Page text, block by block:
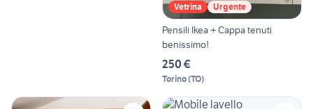
Vetrina Urgente
Pensili Ikea + Cappa tenuti
benissimo!
250 €
Torino(TO)